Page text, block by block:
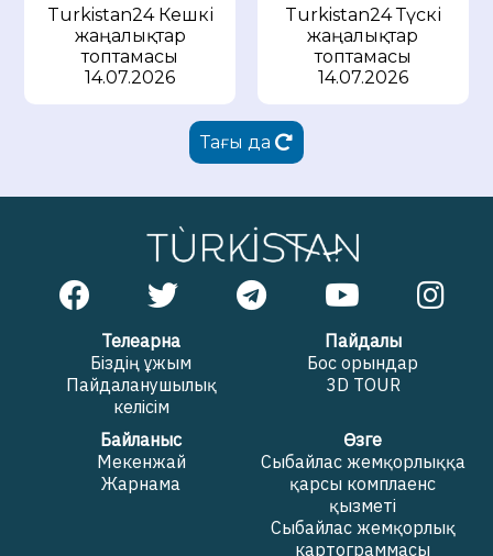
Turkistan24 Кешкі
жаңалықтар
топтамасы
14.07.2026
Turkistan24 Түскі
жаңалықтар
топтамасы
14.07.2026
Тағы да
Телеарна
Біздің ұжым
Пайдаланушылық
келісім
Пайдалы
Бос орындар
3D TOUR
Байланыс
Мекенжай
Жарнама
Өзге
Сыбайлас жемқорлыққа
қарсы комплаенс
қызметі
Сыбайлас жемқорлық
картограммасы